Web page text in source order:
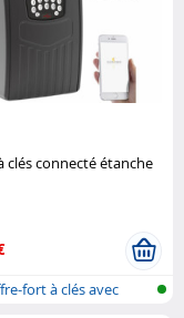
clés connecté étanche
fort à clés avec